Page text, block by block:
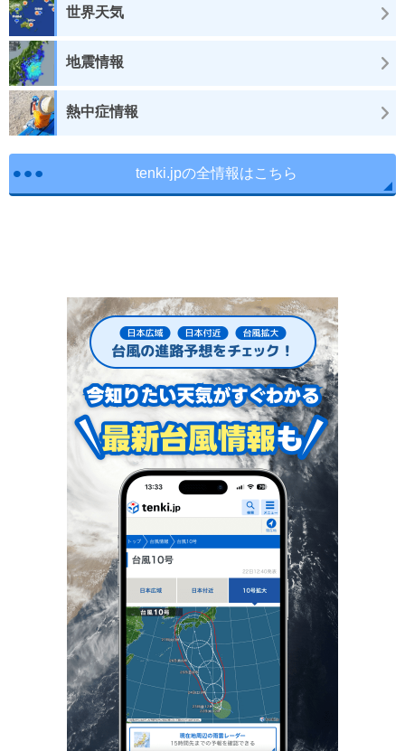
世界天気
地震情報
熱中症情報
tenki.jpの全情報はこちら